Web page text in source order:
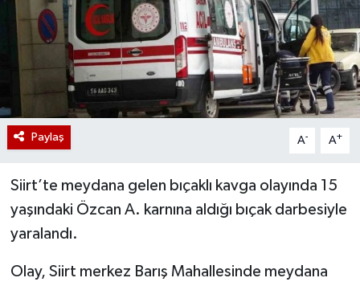
Paylaş A- A+
Siirt’te meydana gelen bıçaklı kavga olayında 15
yaşındaki Özcan A. karnına aldığı bıçak darbesiyle
yaralandı.
Olay, Siirt merkez Barış Mahallesinde meydana